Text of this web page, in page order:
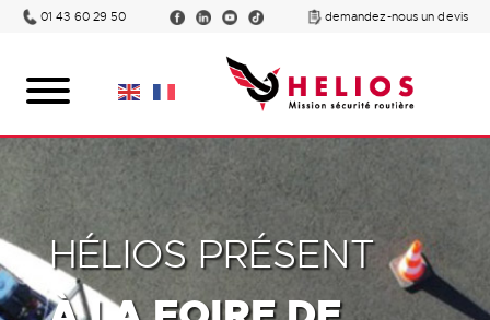
01 43 60 29 50 demandez-nous un devis
HÉLIOS PRÉSENT